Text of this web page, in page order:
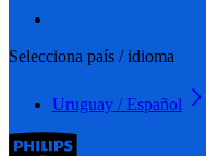
Selecciona país / idioma
Uruguay / Español